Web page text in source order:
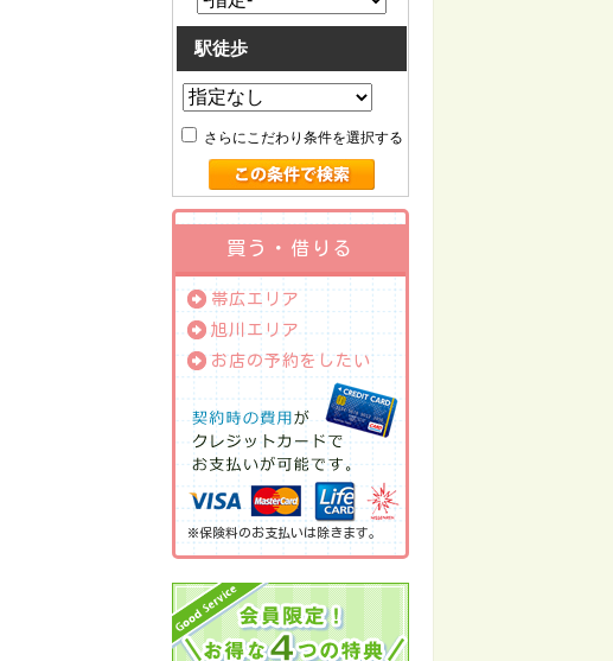
駅徒歩
さらにこだわり条件を選択する
買う・借りる
帯広エリア
旭川エリア
お店の予約をしたい
※保険料のお支払いは除きます。